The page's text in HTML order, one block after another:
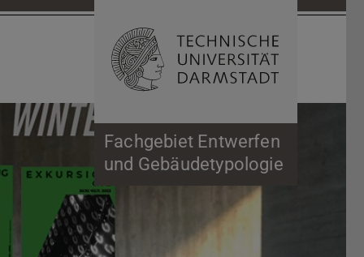
Fachgebiet Entwerfen
und Gebäudetypologie
Suche öffnen